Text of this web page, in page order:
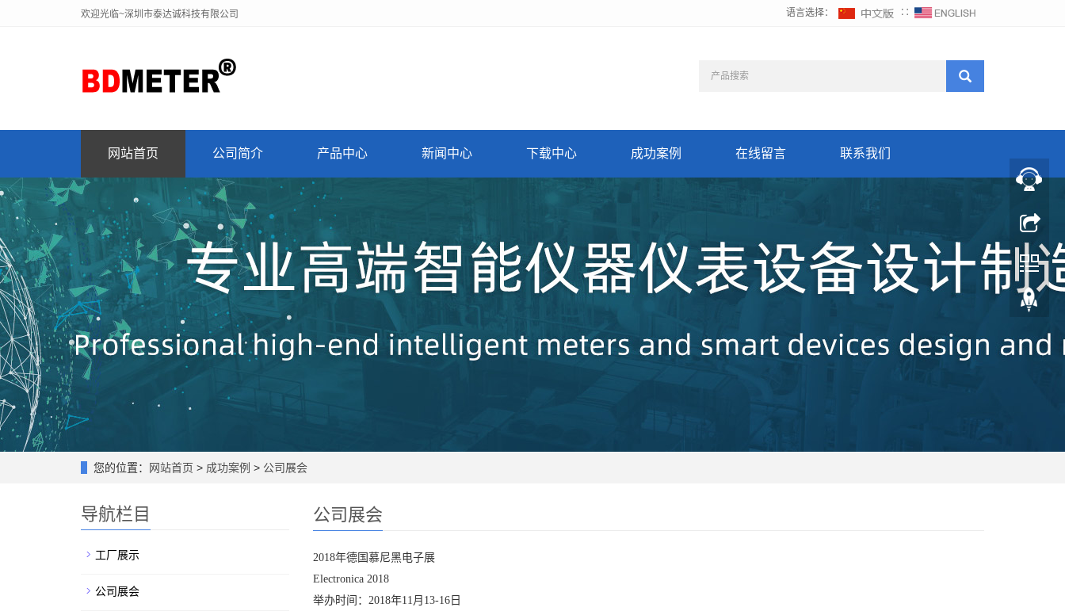
欢迎光临~深圳市泰达诚科技有限公司 语言选择： ∷
网站首页 公司简介 产品中心 新闻中心 下载中心 成功案例 在线留言 联系我们
您的位置： 网站首页 > 成功案例 > 公司展会
公司展会
2018年德国慕尼黑电子展
Electronica 2018
举办时间：2018年11月13-16日
导航栏目
工厂展示
公司展会